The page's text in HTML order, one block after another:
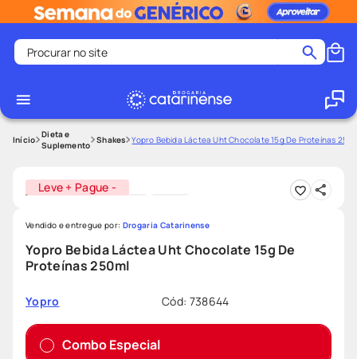
Procurar no site
1
2 º
medley
4
tadalafila
7º
protetor solar
10
teste gravidez
Dieta e
Suplemento Shakes Yopro Bebida Láctea Uht Chocolate 15g De Proteínas
Leve + Pague -
Yopro Bebida Láctea Uht Chocolate 15g De
Proteínas 250ml
Yopro Cód: 738644
Vendido e entregue por: Drogaria Catarinense
Combo Especial